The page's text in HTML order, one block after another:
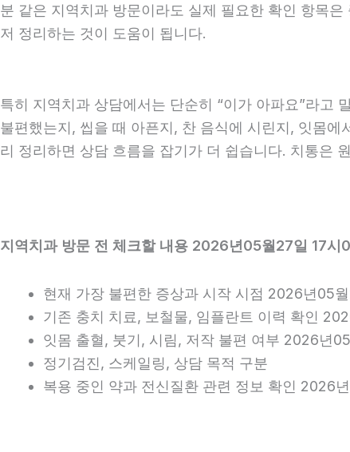
분 같은 지역치과 방문이라도 실제 필요한 확인 항목
저 정리하는 것이 도움이 됩니다.
특히 지역치과 상담에서는 단순히 “이가 아파요”라고
불편했는지, 씹을 때 아픈지, 찬 음식에 시린지, 잇몸
리 정리하면 상담 흐름을 잡기가 더 쉽습니다. 치통은
지역치과 방문 전 체크할 내용 2026년05월27일 17시
현재 가장 불편한 증상과 시작 시점 2026년05
기존 충치 치료, 보철물, 임플란트 이력 확인
잇몸 출혈, 붓기, 시림, 저작 불편 여부 2026년
정기검진, 스케일링, 상담 목적 구분
복용 중인 약과 전신질환 관련 정보 확인 2026